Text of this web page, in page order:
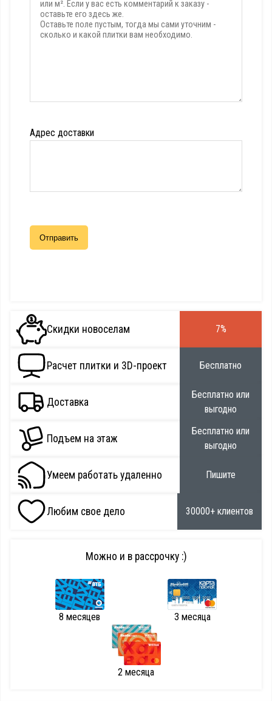
Адрес доставки
Скидки новоселам 7%
Расчет плитки и 3D-проект Бесплатно
Доставка
Бесплатно или
выгодно
Подъем на этаж
Бесплатно или
выгодно
Умеем работать удаленно Пишите
Любим свое дело 30000+ клиентов
Можно и в рассрочку :)
8 месяцев 3 месяца
2 месяца